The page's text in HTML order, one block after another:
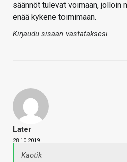
säännöt tulevat voimaan, jolloin
enää kykene toimimaan.
Kirjaudu sisään vastataksesi
Later
28.10.2019
Kaotik